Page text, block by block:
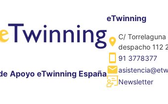
Apoyo eTwinning España
eTwinning
C/
despacho 112
91 3778377
Newsletter